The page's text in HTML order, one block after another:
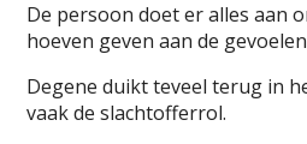
De persoon doet er alles aan
hoeven geven aan de
Degene duikt teveel terug in
vaak de slachtofferrol.